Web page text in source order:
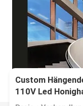
Custom
110V Led
Hängendes